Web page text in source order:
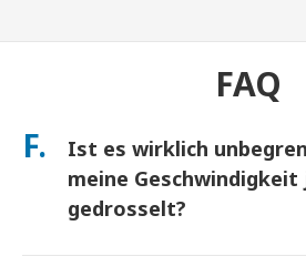
FAQ
F.
Ist es wirklich
meine Geschwindigkeit
gedrosselt?
Ja. Es ist wirklich unbegrenzt und wir